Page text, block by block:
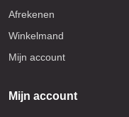
Afrekenen
Winkelmand
Mijn account
Mijn account